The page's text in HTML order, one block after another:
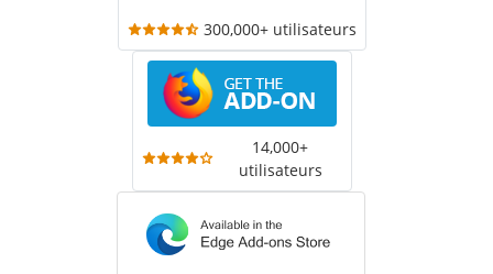
300,000+ utilisateurs
14,000+
utilisateurs